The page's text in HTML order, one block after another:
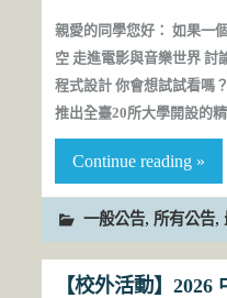
親愛的同學您好： 如果一
空 走進電影與音樂世界 討
程式設計 你會想試試看嗎
推出全臺20所大學開設的
Continue reading »
一般公告, 所有公告,
【校外活動】